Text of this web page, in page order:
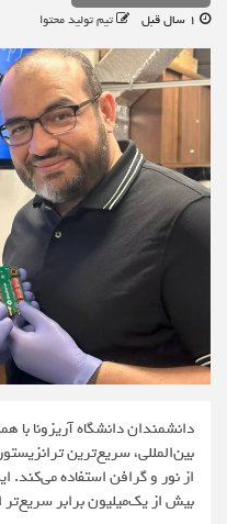
تیم تولید محتوا
دانشمندان دانشگاه آریزونا با
بین‌المللی، سریع‌ترین
از نور و گرافن استفاده می‌کند.
بیش از یک‌میلیون برابر سریع‌تر